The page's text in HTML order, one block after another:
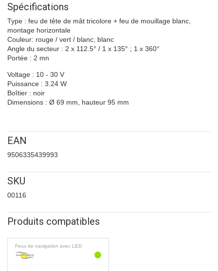
Spécifications
Type : feu de tête de mât tricolore + feu de mouillage blanc,
montage horizontale
Couleur: rouge / vert / blanc; blanc
Angle du secteur : 2 x 112.5° / 1 x 135° ; 1 x 360°
Portée : 2 mn
Voltage : 10 - 30 V
Puissance : 3.24 W
Boîtier : noir
Dimensions : Ø 69 mm, hauteur 95 mm
EAN
9506335439993
SKU
00116
Produits compatibles
Feux de navigation avec LED